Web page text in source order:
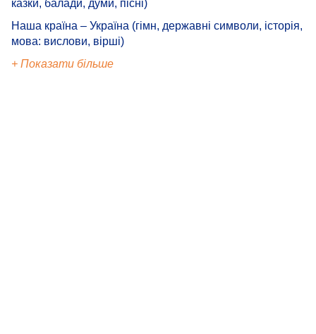
казки, балади, думи, пісні)
Наша країна – Україна (гімн, державні символи, історія,
мова: вислови, вірші)
+ Показати більше